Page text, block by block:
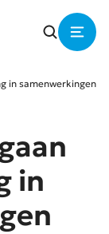
in samenwerkingen
in